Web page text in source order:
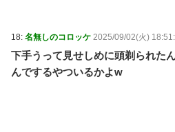
18: 名無しのコロッケ 2025/09/02(火)
下手うって見せしめに頭剃られた
んでするやついるかよw